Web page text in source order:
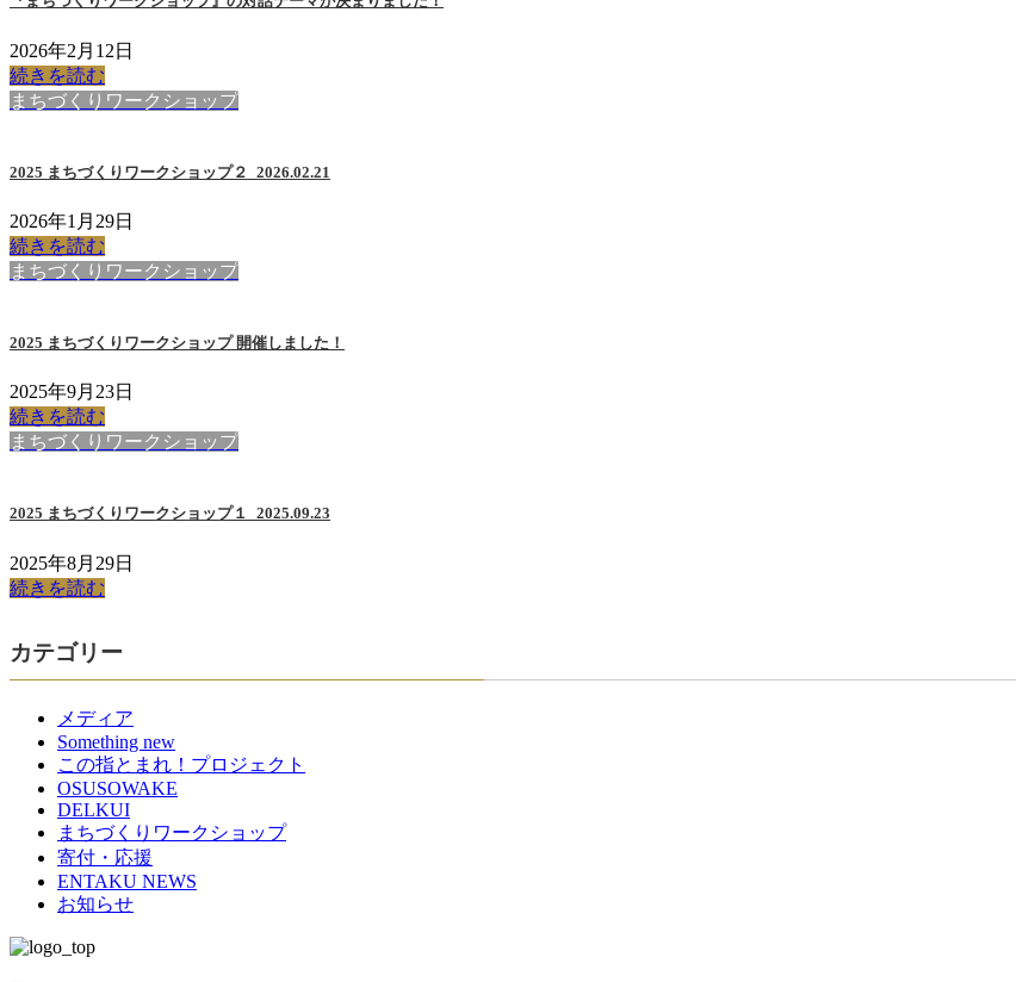
2026年2月12日
続きを読む
まちづくりワークショップ
2025 まちづくりワークショップ２_2026.02.21
2026年1月29日
続きを読む
まちづくりワークショップ
2025 まちづくりワークショップ 開催しました！
2025年9月23日
続きを読む
まちづくりワークショップ
2025 まちづくりワークショップ１_2025.09.23
2025年8月29日
続きを読む
カテゴリー
メディア
Something new
この指とまれ！プロジェクト
OSUSOWAKE
DELKUI
まちづくりワークショップ
寄付・応援
ENTAKU NEWS
お知らせ